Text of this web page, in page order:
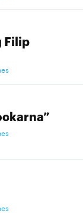
Filip